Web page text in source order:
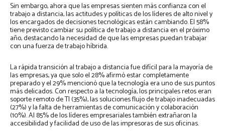
Sin embargo, ahora que las empresas sienten más confianza con el
trabajo a distancia, las actitudes y políticas de los líderes de alto nivel y
los encargados de decisiones tecnológicas están cambiando. El 58%
tiene previsto cambiar su política de trabajo a distancia en el próximo
año, destacando la necesidad de que las empresas puedan trabajar
con una fuerza de trabajo híbrida.
La rápida transición al trabajo a distancia fue difícil para la mayoría de
las empresas, ya que solo el 28% afirmó estar completamente
preparado y el 29% mencionó que la tecnología era uno de sus puntos
más delicados. Con respecto a la tecnología, los principales retos eran
soporte remoto de TI (35%), las soluciones flujo de trabajo inadecuadas
(27%) y la falta de herramientas de comunicación y colaboración
(10%). Al 85% de los líderes empresariales también extrañaron la
accesibilidad y facilidad de uso de las impresoras de sus oficinas.